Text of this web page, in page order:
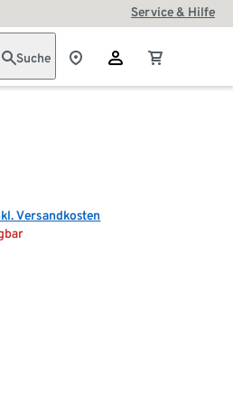
Service & Hilfe
Suche
Versandkosten